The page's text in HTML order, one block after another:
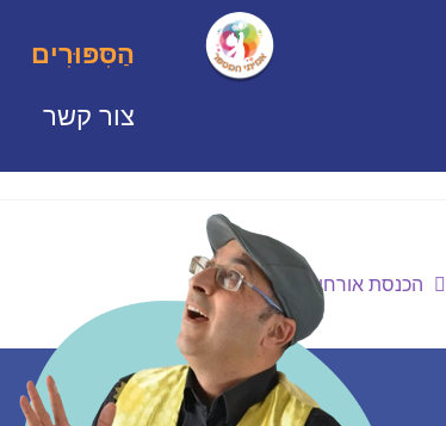
הַסִּפּוּרִים
צור קשר
הכנסת אורחים